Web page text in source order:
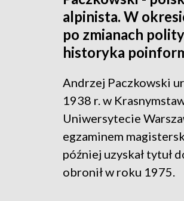
alpinista. W
po zmianach
historyka
Andrzej Paczkowski
1938 r. w
Uniwersytecie
egzaminem
później uzyskał tytuł
obronił w roku 1975.